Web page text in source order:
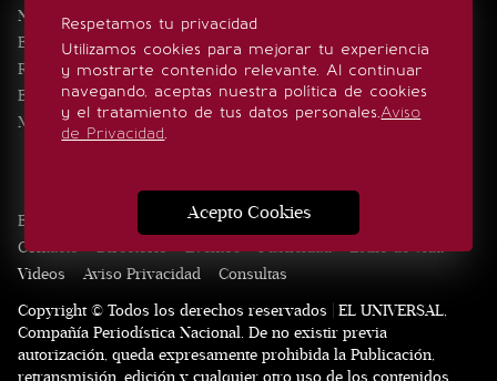
Respetamos tu privacidad
Utilizamos cookies para mejorar tu experiencia
y mostrarte contenido relevante. Al continuar
navegando, aceptas nuestra política de cookies
y el tratamiento de tus datos personales.Aviso
de Privacidad.
Acepto Cookies
Noticias
Eventos
Realeza
Estilo de vida
Minuto x Minuto
SÍGUENOS
Edición Impresa Noticias Quiénes somos
Contacto
Directorio Eventos Publicidad
Estilo de vida
Videos
Aviso Privacidad
Consultas
Copyright © Todos los derechos reservados | EL UNIVERSAL,
Compañía Periodística Nacional. De no existir previa
autorización, queda expresamente prohibida la Publicación,
retransmisión, edición y cualquier otro uso de los contenidos